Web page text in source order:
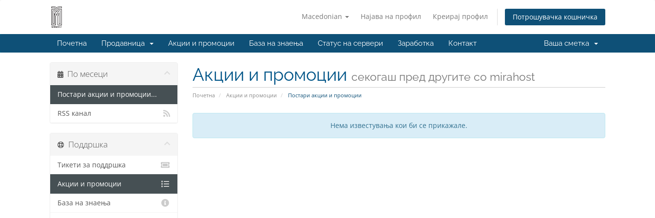
Macedonian Најава на профил Креирај профил Потрошувачка кошничка
Почетна Продавница Акции и промоции База на знаења Статус на сервери Заработка Контакт Ваша сметка
Акции и промоции секогаш пред другите со mirahost
Почетна Акции и промоции Постари акции и промоции
По месеци
Постари акции и промоции...
RSS канал
Нема известувања кои би се прикажале.
Поддршка
Тикети за поддршка
Акции и промоции
База на знаења